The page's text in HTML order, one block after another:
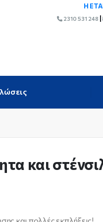
Η
2310 531 248
και